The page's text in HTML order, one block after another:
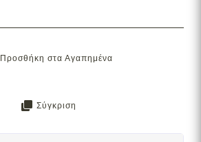
Προσθήκη στα Αγαπημένα
Σύγκριση